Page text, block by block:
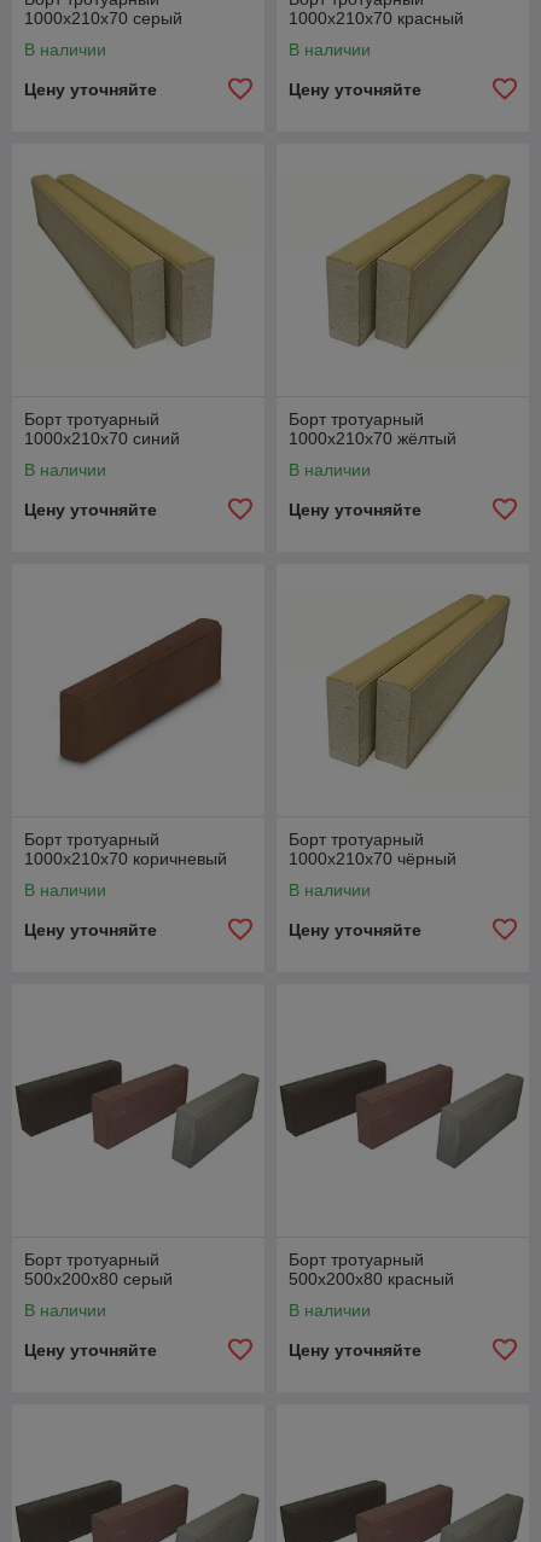
1000х210х70 серый
В наличии
Цену уточняйте
1000х210х70 красный
В наличии
Цену уточняйте
Борт тротуарный
1000х210х70 синий
В наличии
Цену уточняйте
Борт тротуарный
1000х210х70 жёлтый
В наличии
Цену уточняйте
Борт тротуарный
1000х210х70 коричневый
В наличии
Цену уточняйте
Борт тротуарный
1000х210х70 чёрный
В наличии
Цену уточняйте
Борт тротуарный
500х200х80 серый
В наличии
Цену уточняйте
Борт тротуарный
500х200х80 красный
В наличии
Цену уточняйте